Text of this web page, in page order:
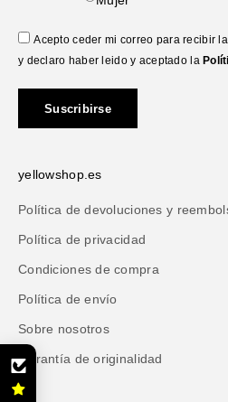
Acepto ceder mi correo para recibir
y declaro haber leido y aceptado la
Suscribirse
yellowshop.es
Política de devoluciones y
Política de privacidad
Condiciones de compra
Política de envío
Sobre nosotros
Garantía de originalidad